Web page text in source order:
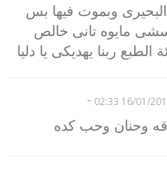
البحيرى وبموت فيها بس
مايوه تانى خالص
الطبع ربنا يهديكى يا دليا
16/01/2011
-
وحنان وحب كده